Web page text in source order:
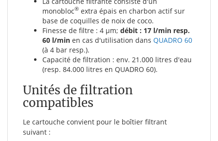
monobloc® extra épais en charbon actif sur
base de coquilles de noix de coco.
Finesse de filtre : 4 µm; débit : 17 l/min resp.
60 l/min en cas d'utilisation dans QUADRO 60
(à 4 bar resp.).
Capacité de filtration : env. 21.000 litres d'eau
(resp. 84.000 litres en QUADRO 60).
Unités de filtration
compatibles
Le cartouche convient pour le boîtier filtrant
suivant :